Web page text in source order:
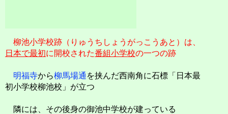
柳池小学校跡（りゅうちしょうがっこうあと）は、
日本で最初に開校された番組小学校の一つの跡
明福寺から柳馬場通 を挟んだ西南角に石標「日本最
初小学校柳池校」が立つ
隣には、その後身の御池中学校が建っている